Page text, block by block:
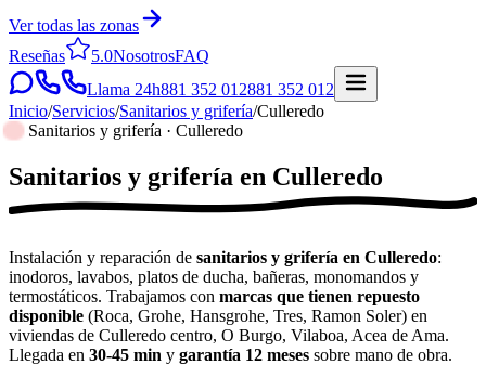
Ver todas las zonas
Reseñas
5.0NosotrosFAQ
Llama 24h881 352 012881 352 012
Inicio/Servicios/Sanitarios y grifería/Culleredo
Sanitarios y grifería · Culleredo
Sanitarios y grifería en Culleredo
Instalación y reparación de sanitarios y grifería en Culleredo:
inodoros, lavabos, platos de ducha, bañeras, monomandos y
termostáticos. Trabajamos con marcas que tienen repuesto
disponible (Roca, Grohe, Hansgrohe, Tres, Ramon Soler) en
viviendas de Culleredo centro, O Burgo, Vilaboa, Acea de Ama.
Llegada en 30-45 min y garantía 12 meses sobre mano de obra.